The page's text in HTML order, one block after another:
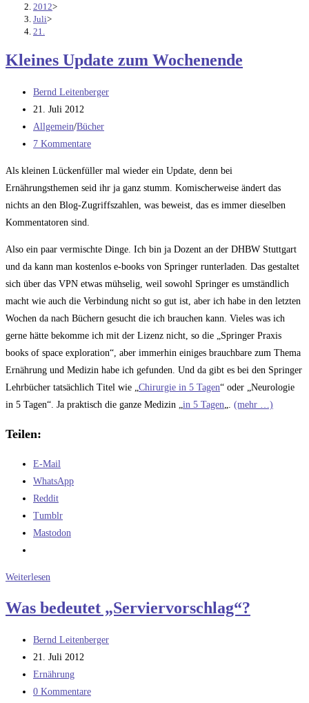
2012>
Juli>
21.
Kleines Update zum Wochenende
Beitrags-
Autor:
Bernd Leitenberger
Beitrag
veröffentlicht:
21. Juli 2012
Beitrags-
Kategorie:
Allgemein/Bücher
Beitrags-
7 Kommentare
Als kleinen Lückenfüller mal wieder ein Update, denn bei
Ernährungsthemen seid ihr ja ganz stumm. Komischerweise ändert das
nichts an den Blog-Zugriffszahlen, was beweist, das es immer dieselben
Kommentatoren sind.
Also ein paar vermischte Dinge. Ich bin ja Dozent an der DHBW Stuttgart
und da kann man kostenlos e-books von Springer runterladen. Das gestaltet
sich über das VPN etwas mühselig, weil sowohl Springer es umständlich
macht wie auch die Verbindung nicht so gut ist, aber ich habe in den letzten
Wochen da nach Büchern gesucht die ich brauchen kann. Vieles was ich
gerne hätte bekomme ich mit der Lizenz nicht, so die „Springer Praxis
books of space exploration“, aber immerhin einiges brauchbare zum Thema
Ernährung und Medizin habe ich gefunden. Und da gibt es bei den Springer
Lehrbücher tatsächlich Titel wie „ Chirurgie in 5 Tagen“ oder „Neurologie
in 5 Tagen“. Ja praktisch die ganze Medizin „ in 5 Tagen (mehr …)
Teilen:
E-Mail
WhatsApp
Reddit
Tumblr
Mastodon
Weiterlesen
zum
Was bedeutet „Serviervorschlag“?
Beitrags-
Autor:
Bernd Leitenberger
Beitrag
veröffentlicht:
21. Juli 2012
Beitrags-
Kategorie:
Ernährung
Beitrags-
0 Kommentare